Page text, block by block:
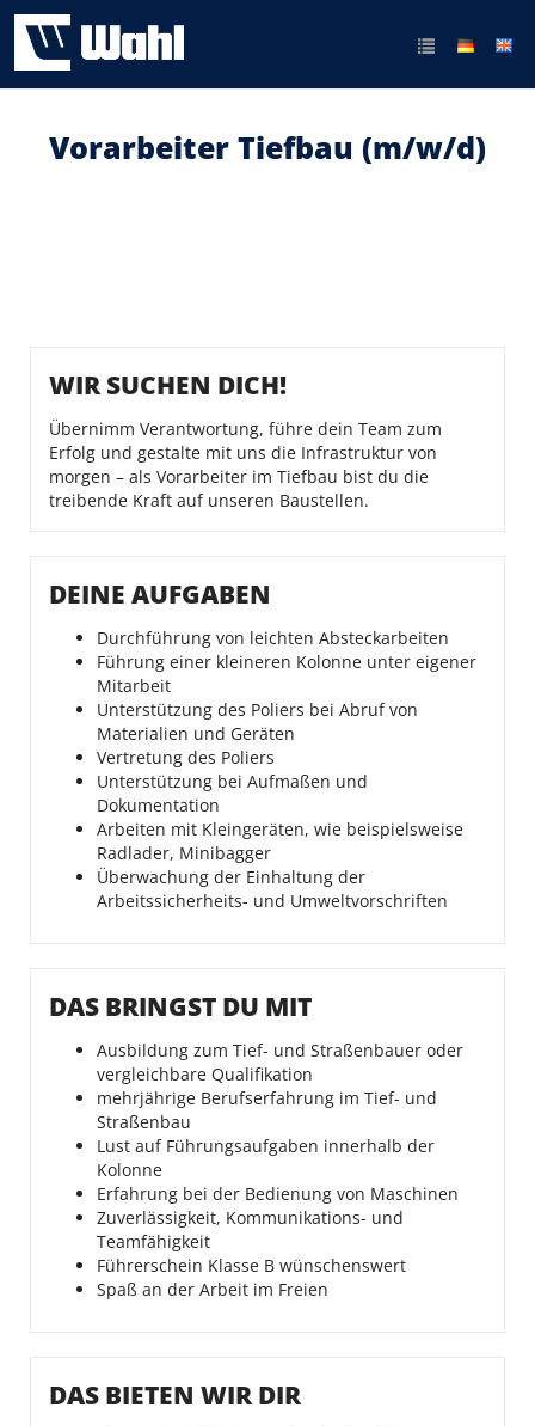
Vorarbeiter Tiefbau (m/w/d)
WIR SUCHEN DICH!
Übernimm Verantwortung, führe dein Team zum
Erfolg und gestalte mit uns die Infrastruktur von
morgen – als Vorarbeiter im Tiefbau bist du die
treibende Kraft auf unseren Baustellen.
DEINE AUFGABEN
Durchführung von leichten Absteckarbeiten
Führung einer kleineren Kolonne unter eigener
Mitarbeit
Unterstützung des Poliers bei Abruf von
Materialien und Geräten
Vertretung des Poliers
Unterstützung bei Aufmaßen und
Dokumentation
Arbeiten mit Kleingeräten, wie beispielsweise
Radlader, Minibagger
Überwachung der Einhaltung der
Arbeitssicherheits- und Umweltvorschriften
DAS BRINGST DU MIT
Ausbildung zum Tief- und Straßenbauer oder
vergleichbare Qualifikation
mehrjährige Berufserfahrung im Tief- und
Straßenbau
Lust auf Führungsaufgaben innerhalb der
Kolonne
Erfahrung bei der Bedienung von Maschinen
Zuverlässigkeit, Kommunikations- und
Teamfähigkeit
Führerschein Klasse B wünschenswert
Spaß an der Arbeit im Freien
DAS BIETEN WIR DIR